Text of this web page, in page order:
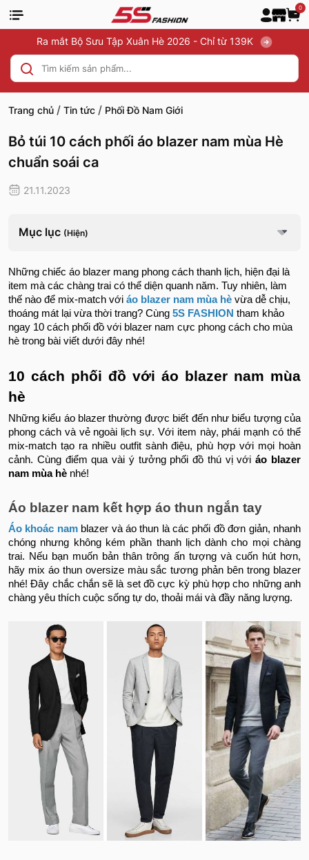
0
Ra mắt Bộ Sưu Tập Xuân Hè 2026 - Chỉ từ 139K
Trang chủ / Tin tức / Phối Đồ Nam Giới
Bỏ túi 10 cách phối áo blazer nam mùa Hè
chuẩn soái ca
21.11.2023
Mục lục (Hiện)
Những chiếc áo blazer mang phong cách thanh lịch, hiện đại là
item mà các chàng trai có thể diện quanh năm. Tuy nhiên, làm
thế nào để mix-match với áo blazer nam mùa hè vừa dễ chịu,
thoáng mát lại vừa thời trang? Cùng 5S FASHION tham khảo
ngay 10 cách phối đồ với blazer nam cực phong cách cho mùa
hè trong bài viết dưới đây nhé!
10 cách phối đồ với áo blazer nam mùa
hè
Những kiểu áo blazer thường được biết đến như biểu tượng của
phong cách và vẻ ngoài lịch sự. Với item này, phái mạnh có thể
mix-match tạo ra nhiều outfit sành điệu, phù hợp với mọi hoàn
cảnh. Cùng điểm qua vài ý tưởng phối đồ thú vị với áo blazer
nam mùa hè nhé!
Áo blazer nam kết hợp áo thun ngắn tay
Áo khoác namblazer và áo thun là các phối đồ đơn giản, nhanh
chóng nhưng không kém phần thanh lịch dành cho mọi chàng
trai. Nếu bạn muốn bản thân trông ấn tượng và cuốn hút hơn,
hãy mix áo thun oversize màu sắc tương phản bên trong blazer
nhé! Đây chắc chắn sẽ là set đồ cực kỳ phù hợp cho những anh
chàng yêu thích cuộc sống tự do, thoải mái và đầy năng lượng.